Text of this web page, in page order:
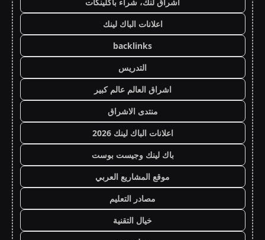
اعلانات الباك لينك
backlinks
التدريس
اشراق العالم عالم كبير
منتدى الاشراق
اعلانات الباك لينك 2026
باك لينك وجيست بوست
موقع المشاريع العربي
مصادر التعليم
خيال التقنية